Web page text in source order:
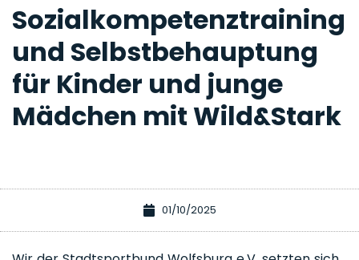
Sozialkompetenztraining
und Selbstbehauptung
für Kinder und junge
Mädchen mit Wild&Stark
01/10/2025